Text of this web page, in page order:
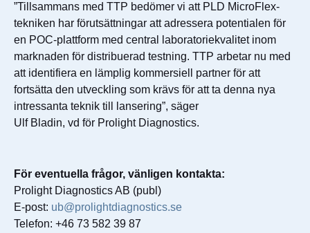
”Tillsammans med TTP bedömer vi att PLD MicroFlex-
tekniken har förutsättningar att adressera potentialen för
en POC-plattform med central laboratoriekvalitet inom
marknaden för distribuerad testning. TTP arbetar nu med
att identifiera en lämplig kommersiell partner för att
fortsätta den utveckling som krävs för att ta denna nya
intressanta teknik till lansering”, säger
Ulf Bladin, vd för Prolight Diagnostics.
För eventuella frågor, vänligen kontakta:
Prolight Diagnostics AB (publ)
E-post: ub@prolightdiagnostics.se
Telefon: +46 73 582 39 87